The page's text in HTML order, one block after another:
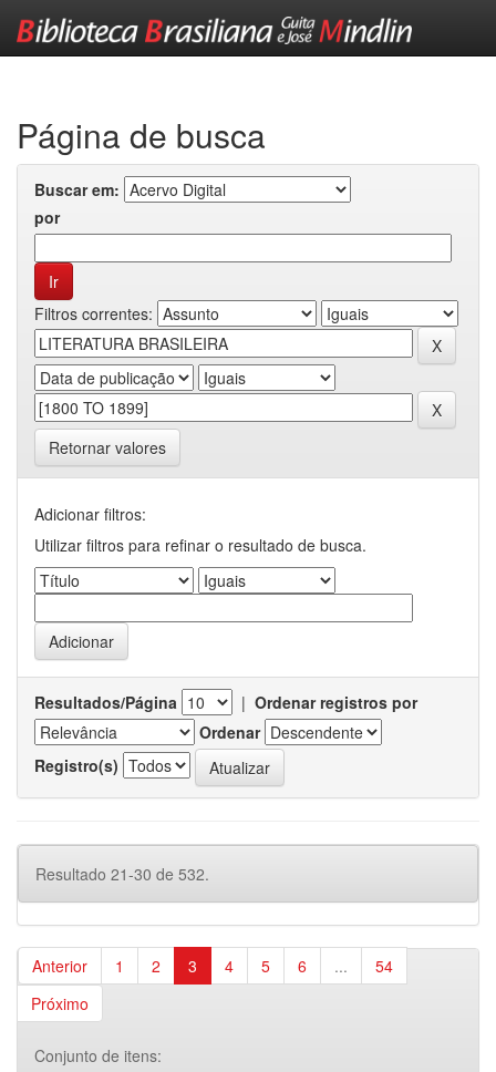
Página de busca
Buscar em:
por
Filtros correntes:
Retornar valores
Adicionar filtros:
Utilizar filtros para refinar o resultado de busca.
Resultados/Página | Ordenar registros por
Ordenar
Registro(s)
Resultado 21-30 de 532.
Anterior 1 2 3 4 5 6 ...
54
Próximo
Conjunto de itens: